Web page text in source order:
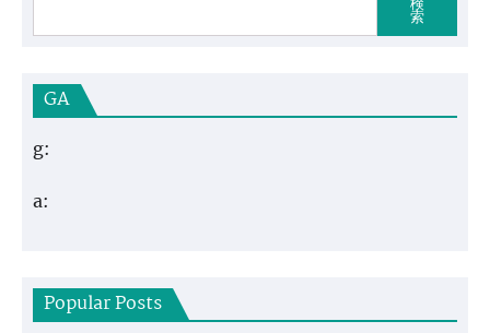
検
索
GA
g:
a:
Popular Posts